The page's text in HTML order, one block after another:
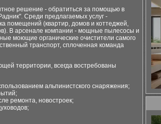
решение - обратиться за помощью в
Среди предлагаемых услуг -
помещений (квартир, домов и коттеджей,
В арсенале компании - мощные пылесосы и
моющие органические очистители самого
транспорт, сплоченная команда
территории, всегда востребованы
альпинистского снаряжения;
ремонта, новостроек;